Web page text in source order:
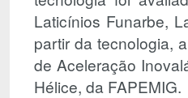
Laticínios Funarbe,
partir da tecnologia,
de Aceleração
Hélice, da FAPEMIG.